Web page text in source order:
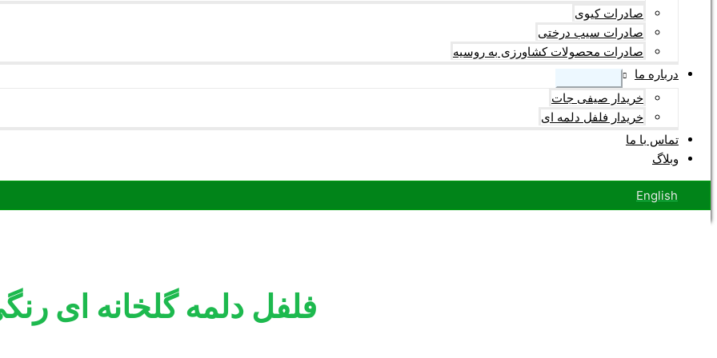
صادرات کیوی
صادرات سیب درختی
صادرات محصولات کشاورزی به روسیه
درباره ما
خریدار صیفی جات
خریدار فلفل دلمه ای
تماس با ما
وبلاگ
English
فلفل دلمه گلخانه ای